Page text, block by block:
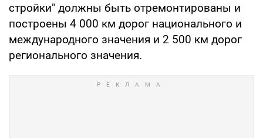
стройки" должны быть отремонтированы и
построены 4 000 км дорог национального и
международного значения и 2 500 км дорог
регионального значения.